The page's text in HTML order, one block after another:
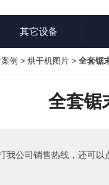
其它设备
例 > 烘干机图片 > 全套锯
全套锯
公司销售热线，还可